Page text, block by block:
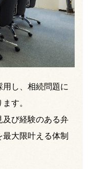
用し、相続問題に
す。
及び経験のある弁
大限叶える体制